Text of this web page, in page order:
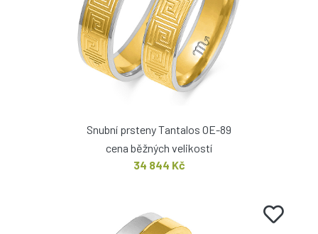
Snubní prsteny Tantalos OE-89
cena běžných velikostí
34 844 Kč